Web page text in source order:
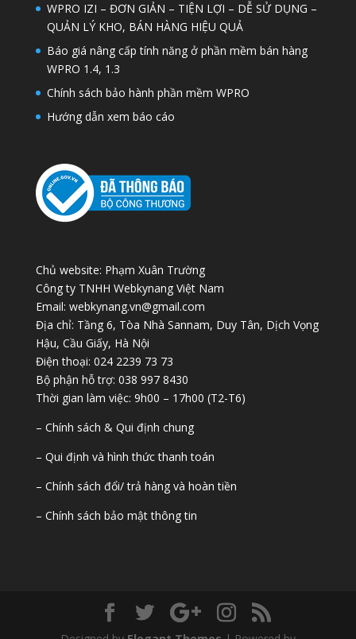
WPRO IZI – ĐƠN GIẢN – TIỆN LỢI – DỄ SỬ DỤNG –
QUẢN LÝ KHO, BÁN HÀNG HIỆU QUẢ
Báo giá nâng cấp tính năng ở phần mềm bán hàng
WPRO 1.4, 1.3
Chính sách bảo hành phần mềm WPRO
Hướng dẫn xem báo cáo
Chủ website: Phạm Xuân Trường
Công ty TNHH Webkynang Việt Nam
Email: webkynang.vn@gmail.com
Địa chỉ: Tầng 6, Tòa Nhà Sannam, Duy Tân, Dịch Vọng
Hậu, Cầu Giấy, Hà Nội
Điện thoại: 024 2239 73 73
Bộ phận hỗ trợ: 038 997 8430
Thời gian làm việc: 9h00 – 17h00 (T2-T6)
– Chính sách & Qui định chung
– Qui định và hình thức thanh toán
– Chính sách đổi/ trả hàng và hoàn tiền
– Chính sách bảo mật thông tin